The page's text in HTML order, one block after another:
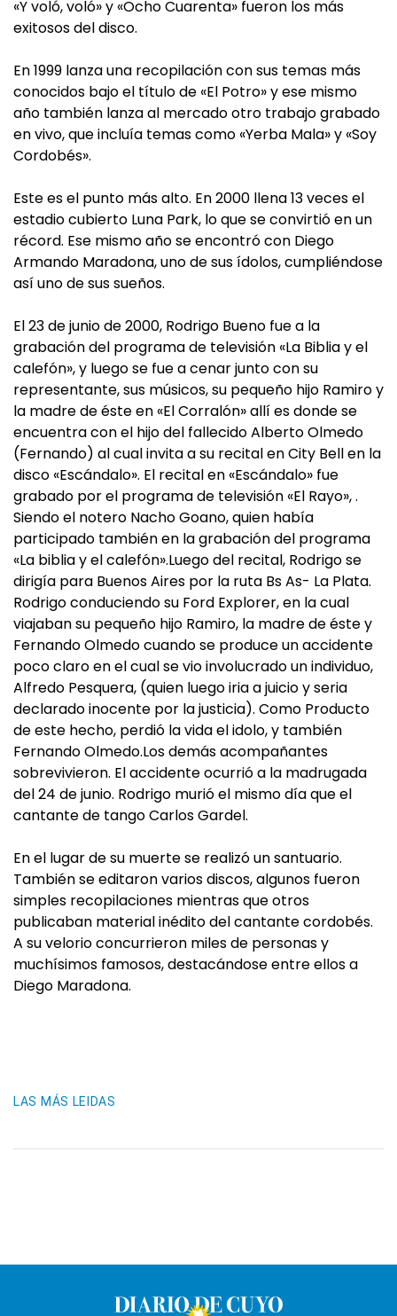
«Y voló, voló» y «Ocho Cuarenta» fueron los más
exitosos del disco.
En 1999 lanza una recopilación con sus temas más
conocidos bajo el título de «El Potro» y ese mismo
año también lanza al mercado otro trabajo grabado
en vivo, que incluía temas como «Yerba Mala» y «Soy
Cordobés».
Este es el punto más alto. En 2000 llena 13 veces el
estadio cubierto Luna Park, lo que se convirtió en un
récord. Ese mismo año se encontró con Diego
Armando Maradona, uno de sus ídolos, cumpliéndose
así uno de sus sueños.
El 23 de junio de 2000, Rodrigo Bueno fue a la
grabación del programa de televisión «La Biblia y el
calefón», y luego se fue a cenar junto con su
representante, sus músicos, su pequeño hijo Ramiro y
la madre de éste en «El Corralón» allí es donde se
encuentra con el hijo del fallecido Alberto Olmedo
(Fernando) al cual invita a su recital en City Bell en la
disco «Escándalo». El recital en «Escándalo» fue
grabado por el programa de televisión «El Rayo», .
Siendo el notero Nacho Goano, quien había
participado también en la grabación del programa
«La biblia y el calefón».Luego del recital, Rodrigo se
dirigía para Buenos Aires por la ruta Bs As- La Plata.
Rodrigo conduciendo su Ford Explorer, en la cual
viajaban su pequeño hijo Ramiro, la madre de éste y
Fernando Olmedo cuando se produce un accidente
poco claro en el cual se vio involucrado un individuo,
Alfredo Pesquera, (quien luego iria a juicio y seria
declarado inocente por la justicia). Como Producto
de este hecho, perdió la vida el idolo, y también
Fernando Olmedo.Los demás acompañantes
sobrevivieron. El accidente ocurrió a la madrugada
del 24 de junio. Rodrigo murió el mismo día que el
cantante de tango Carlos Gardel.
En el lugar de su muerte se realizó un santuario.
También se editaron varios discos, algunos fueron
simples recopilaciones mientras que otros
publicaban material inédito del cantante cordobés.
A su velorio concurrieron miles de personas y
muchísimos famosos, destacándose entre ellos a
Diego Maradona.
LAS MÁS LEIDAS